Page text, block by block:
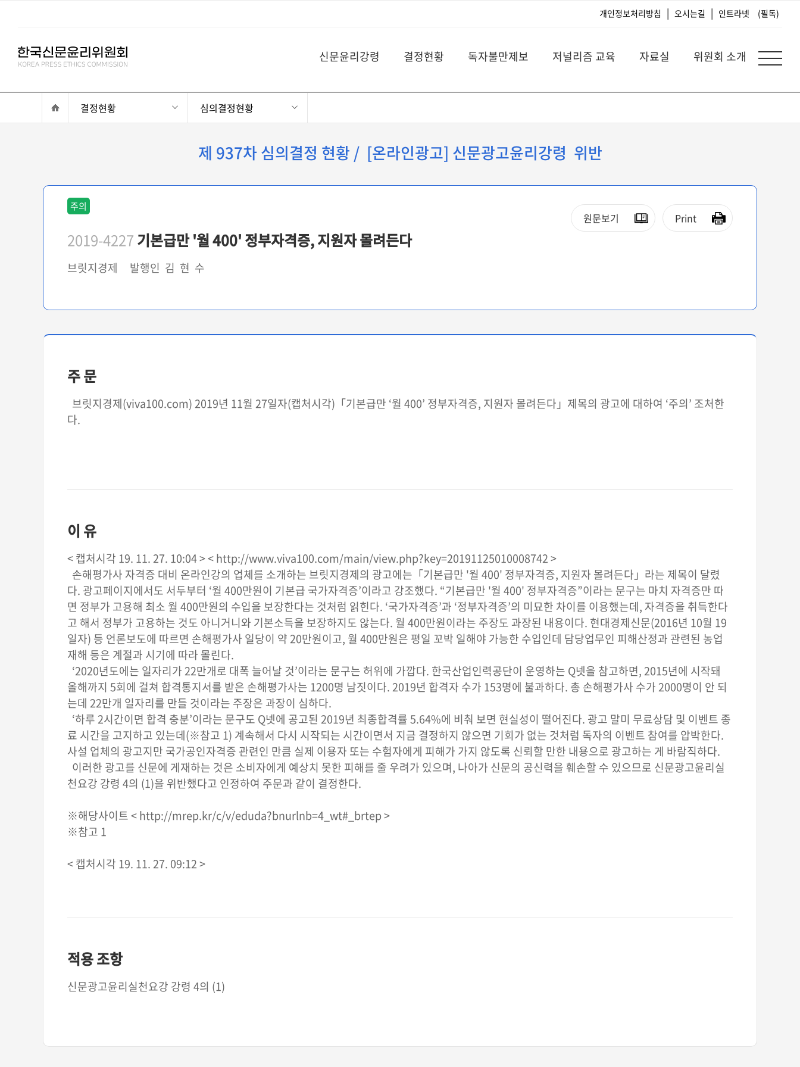
개인정보처리방침 | 오시는길 | 인트라넷 (필독)
신문윤리강령 결정현황 독자불만제보 저널리즘 교육 자료실 위원회 소개
결정현황 심의결정현황
제 937차 심의결정 현황 / [온라인광고] 신문광고윤리강령 위반
주의
2019-4227기본급만 '월 400' 정부자격증, 지원자 몰려든다
브릿지경제 발행인 김 현 수
원문보기 Print
주 문
브릿지경제(viva100.com) 2019년 11월 27일자(캡처시각)「기본급만 ‘월 400’ 정부자격증, 지원자 몰려든다」제목의 광고에 대하여 ‘주의’ 조처한
다.
이 유
< 캡처시각 19. 11. 27. 10:04 > < http://www.viva100.com/main/view.php?key=20191125010008742 >
손해평가사 자격증 대비 온라인강의 업체를 소개하는 브릿지경제의 광고에는「기본급만 '월 400' 정부자격증, 지원자 몰려든다」라는 제목이 달렸
다. 광고페이지에서도 서두부터 ‘월 400만원이 기본급 국가자격증’이라고 강조했다. “기본급만 '월 400' 정부자격증”이라는 문구는 마치 자격증만 따
면 정부가 고용해 최소 월 400만원의 수입을 보장한다는 것처럼 읽힌다. ‘국가자격증’과 ‘정부자격증’의 미묘한 차이를 이용했는데, 자격증을 취득한다
고 해서 정부가 고용하는 것도 아니거니와 기본소득을 보장하지도 않는다. 월 400만원이라는 주장도 과장된 내용이다. 현대경제신문(2016년 10월 19
일자) 등 언론보도에 따르면 손해평가사 일당이 약 20만원이고, 월 400만원은 평일 꼬박 일해야 가능한 수입인데 담당업무인 피해산정과 관련된 농업
재해 등은 계절과 시기에 따라 몰린다.
‘2020년도에는 일자리가 22만개로 대폭 늘어날 것’이라는 문구는 허위에 가깝다. 한국산업인력공단이 운영하는 Q넷을 참고하면, 2015년에 시작돼
올해까지 5회에 걸쳐 합격통지서를 받은 손해평가사는 1200명 남짓이다. 2019년 합격자 수가 153명에 불과하다. 총 손해평가사 수가 2000명이 안 되
는데 22만개 일자리를 만들 것이라는 주장은 과장이 심하다.
‘하루 2시간이면 합격 충분’이라는 문구도 Q넷에 공고된 2019년 최종합격률 5.64%에 비춰 보면 현실성이 떨어진다. 광고 말미 무료상담 및 이벤트 종
료 시간을 고지하고 있는데(※참고 1) 계속해서 다시 시작되는 시간이면서 지금 결정하지 않으면 기회가 없는 것처럼 독자의 이벤트 참여를 압박한다.
사설 업체의 광고지만 국가공인자격증 관련인 만큼 실제 이용자 또는 수험자에게 피해가 가지 않도록 신뢰할 만한 내용으로 광고하는 게 바람직하다.
이러한 광고를 신문에 게재하는 것은 소비자에게 예상치 못한 피해를 줄 우려가 있으며, 나아가 신문의 공신력을 훼손할 수 있으므로 신문광고윤리실
천요강 강령 4의 (1)을 위반했다고 인정하여 주문과 같이 결정한다.
※해당사이트 < http://mrep.kr/c/v/eduda?bnurlnb=4_wt#_brtep >
※참고 1
< 캡처시각 19. 11. 27. 09:12 >
적용 조항
신문광고윤리실천요강 강령 4의 (1)